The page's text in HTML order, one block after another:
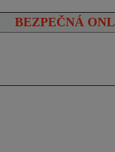
BEZPEČNÁ